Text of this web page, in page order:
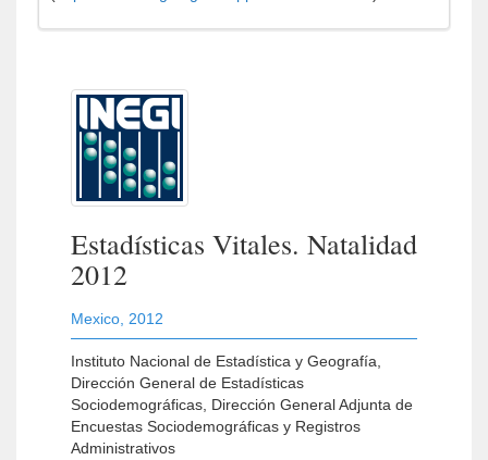
Estadísticas Vitales. Natalidad
2012
Mexico 2012
Instituto Nacional de Estadística y Geografía,
Dirección General de Estadísticas
Sociodemográficas, Dirección General Adjunta de
Encuestas Sociodemográficas y Registros
Administrativos